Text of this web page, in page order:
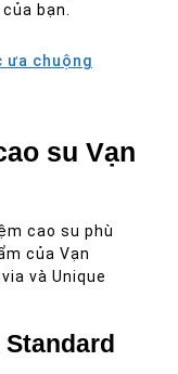
bạn.
ưa chuộng
su Vạn
cao su phù
của Vạn
và Unique
Standard